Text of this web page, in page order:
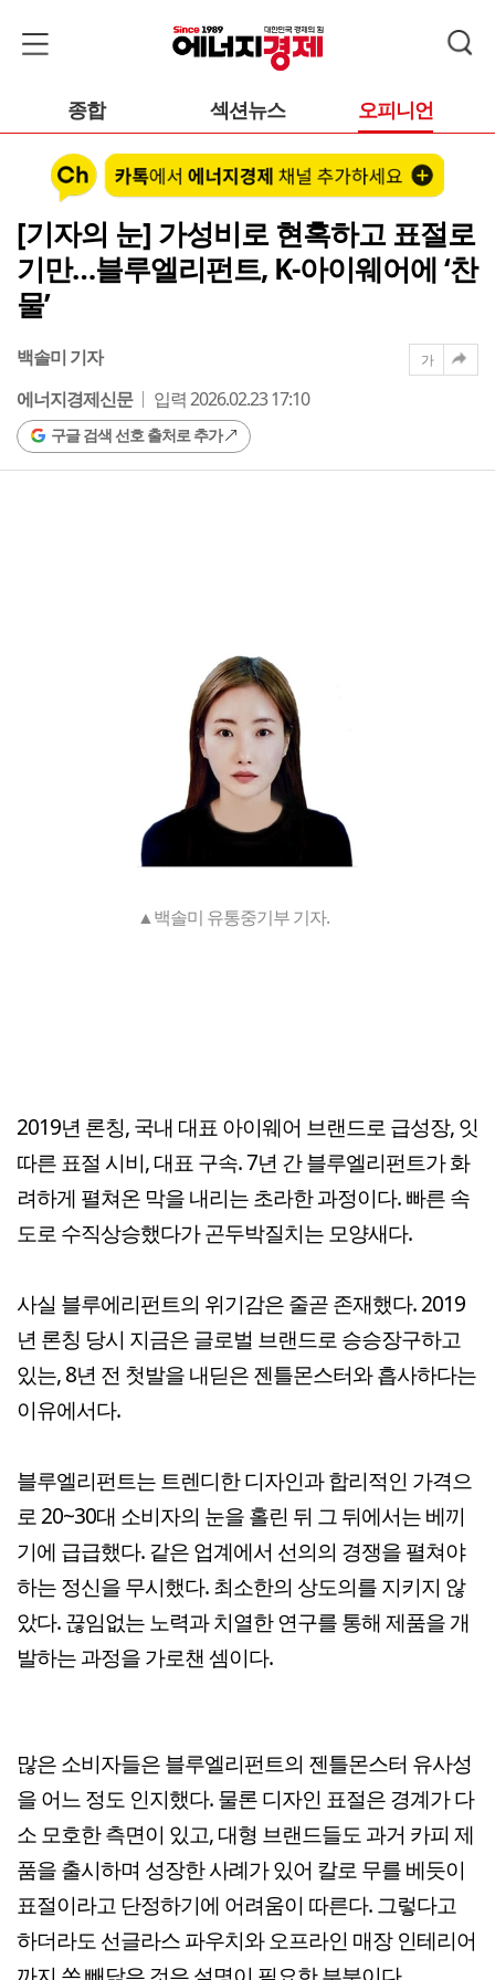
종합 섹션뉴스 오피니언
[기자의 눈] 가성비로 현혹하고 표절로
기만…블루엘리펀트, K-아이웨어에 ‘찬
물’
백솔미 기자
에너지경제신문
입력 2026.02.23 17:10
구글 검색 선호 출처로 추가
가
▲백솔미 유통중기부 기자.
2019년 론칭, 국내 대표 아이웨어 브랜드로 급성장, 잇
따른 표절 시비, 대표 구속. 7년 간 블루엘리펀트가 화
려하게 펼쳐온 막을 내리는 초라한 과정이다. 빠른 속
도로 수직상승했다가 곤두박질치는 모양새다.
사실 블루에리펀트의 위기감은 줄곧 존재했다. 2019
년 론칭 당시 지금은 글로벌 브랜드로 승승장구하고
있는, 8년 전 첫발을 내딛은 젠틀몬스터와 흡사하다는
이유에서다.
블루엘리펀트는 트렌디한 디자인과 합리적인 가격으
로 20~30대 소비자의 눈을 홀린 뒤 그 뒤에서는 베끼
기에 급급했다. 같은 업계에서 선의의 경쟁을 펼쳐야
하는 정신을 무시했다. 최소한의 상도의를 지키지 않
았다. 끊임없는 노력과 치열한 연구를 통해 제품을 개
발하는 과정을 가로챈 셈이다.
많은 소비자들은 블루엘리펀트의 젠틀몬스터 유사성
을 어느 정도 인지했다. 물론 디자인 표절은 경계가 다
소 모호한 측면이 있고, 대형 브랜드들도 과거 카피 제
품을 출시하며 성장한 사례가 있어 칼로 무를 베듯이
표절이라고 단정하기에 어려움이 따른다. 그렇다고
하더라도 선글라스 파우치와 오프라인 매장 인테리어